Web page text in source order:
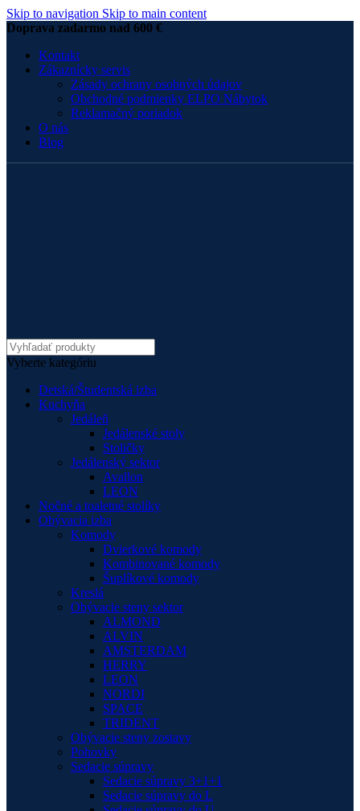
Skip to navigation Skip to main content
Doprava zadarmo nad 600 €
Kontakt
Zákaznícky servis
Zásady ochrany osobných údajov
Obchodné podmienky ELPO Nábytok
Reklamačný poriadok
O nás
Blog
Vyberte kategóriu
Detská/Študentská izba
Kuchyňa
Jedáleň
Jedálenské stoly
Stoličky
Jedálenský sektor
Avallon
LEON
Nočné a toaletné stolíky
Obývacia izba
Komody
Dvierkové komody
Kombinované komody
Šuplíkové komody
Kreslá
Obývacie steny sektor
ALMOND
ALVIN
AMSTERDAM
HERRY
LEON
NORDI
SPACE
TRIDENT
Obývacie steny zostavy
Pohovky
Sedacie súpravy
Sedacie súpravy 3+1+1
Sedacie súpravy do L